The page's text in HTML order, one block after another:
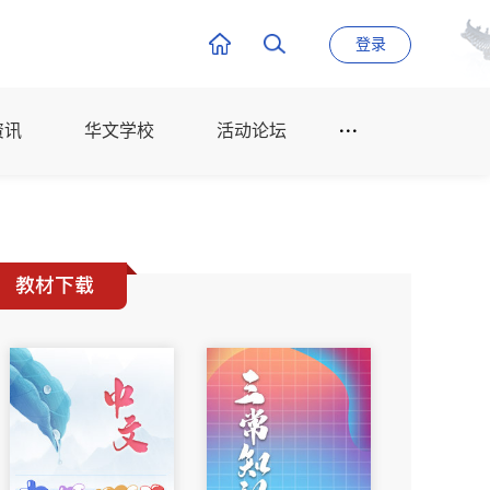
登录
讯 华文学校 活动论坛